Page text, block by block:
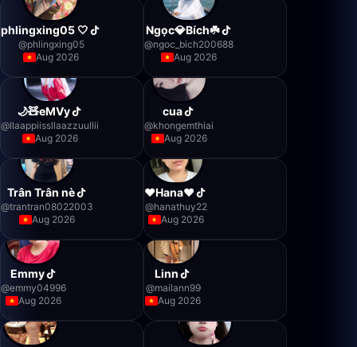
phlingxing05 🤍
@phlingxing05
Aug 2026
Ngọc💎Bích☘️
@ngoc_bich200688
Aug 2026
🌙🧸eMVy
@llaappiissllaazzuullii
Aug 2026
cua
@khongemthiai
Aug 2026
Trân Trân nè
@trantran08022003
Aug 2026
❤️Hana❤️
@hanathuy22
Aug 2026
Emmy
@emmy04996
Aug 2026
Linn
@mailann99
Aug 2026